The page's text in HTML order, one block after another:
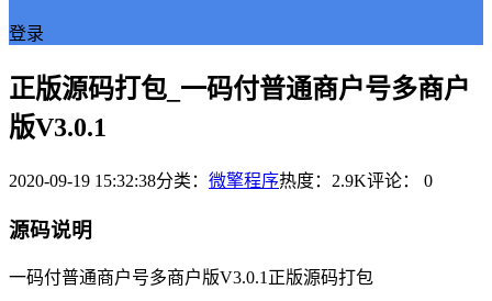
登录
正版源码打包_一码付普通商户号多商户
版V3.0.1
2020-09-19 15:32:38分类： 微擎程序热度：2.9K评论： 0
源码说明
一码付普通商户号多商户版V3.0.1正版源码打包